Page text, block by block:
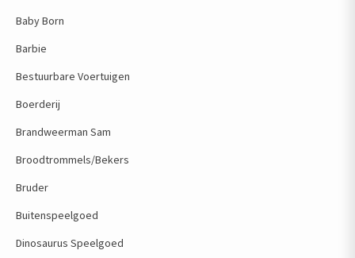
Baby Born
Barbie
Bestuurbare Voertuigen
Boerderij
Brandweerman Sam
Broodtrommels/Bekers
Bruder
Buitenspeelgoed
Dinosaurus Speelgoed